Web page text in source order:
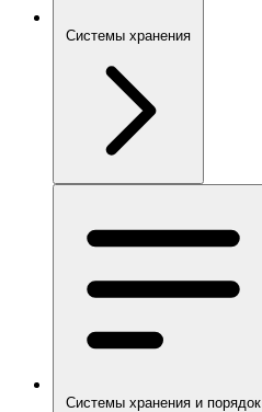
Системы хранения
Системы хранения и порядок